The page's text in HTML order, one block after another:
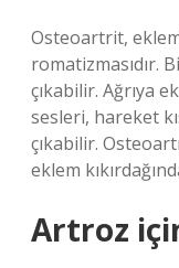
Osteoartrit,
romatizmasıdır.
çıkabilir. Ağrıya
sesleri, hareket
çıkabilir.
eklem
Artroz